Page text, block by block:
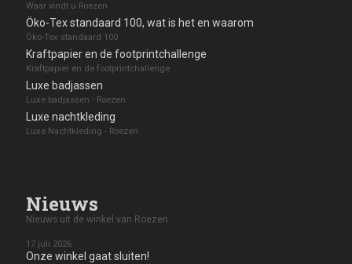
Waar vindt u Roezen
Öko-Tex standaard 100, wat is het en waarom
Öko-Tex standaard 100
Kraftpapier en de footprintchallenge
Kraftpapier en de footprintchallenge
Luxe badjassen
Luxe badjassen - Roezen
Luxe nachtkleding
Luxe Nachtkleding - Roezen
Nieuws
Nieuws uit de winkel van Roezen
17 juli 2026
Onze winkel gaat sluiten!